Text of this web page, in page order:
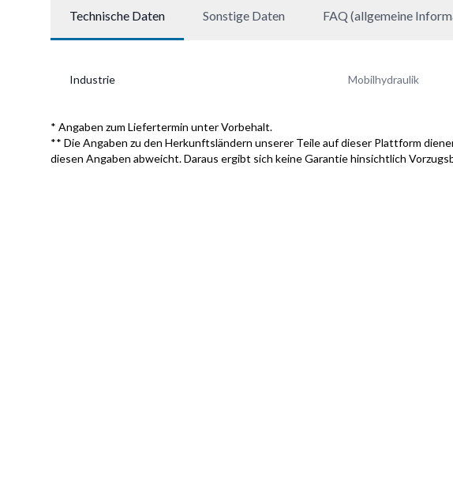
Technische Daten Sonstige Daten FAQ (allgemeine
Industrie Mobilhydraulik
* Angaben zum Liefertermin unter Vorbehalt.
** Die Angaben zu den Herkunftsländern unserer Teile auf dieser Plattform
diesen Angaben abweicht. Daraus ergibt sich keine Garantie hinsichtlich